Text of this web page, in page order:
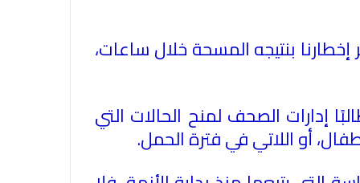
بنتيجه المسحة خلال ساعات،
إدارات الصحف لمنح الحالات التي
أو اللاتي في فترة الحمل.
بكل قوة جريمة إغتيال الاحتلال
الاتحاد العام للصحفيين العرب يطالب
بدعم حرية الصحافة فى الدول العربية